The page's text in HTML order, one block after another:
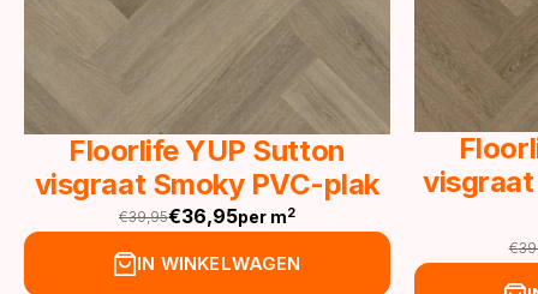
Floorlife YUP Sutton
visgraat Smoky PVC-plak
€39,95
Oorspronkelijke
prijs
€36,95
Huidige
prijs
per m2
IN WINKELWAGEN
€